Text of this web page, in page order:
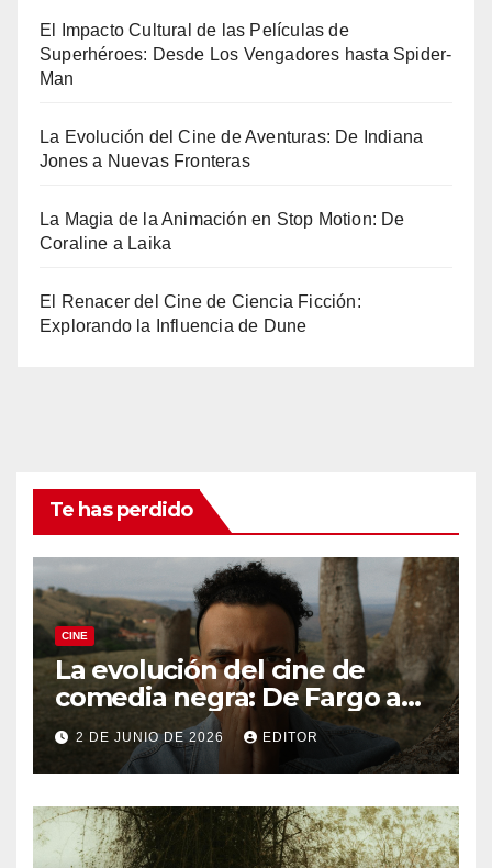
El Impacto Cultural de las Películas de
Superhéroes: Desde Los Vengadores hasta Spider-
Man
La Evolución del Cine de Aventuras: De Indiana
Jones a Nuevas Fronteras
La Magia de la Animación en Stop Motion: De
Coraline a Laika
El Renacer del Cine de Ciencia Ficción:
Explorando la Influencia de Dune
Te has perdido
CINE
La evolución del cine de
comedia negra: De Fargo a
Knives Out
2 DE JUNIO DE 2026 EDITOR